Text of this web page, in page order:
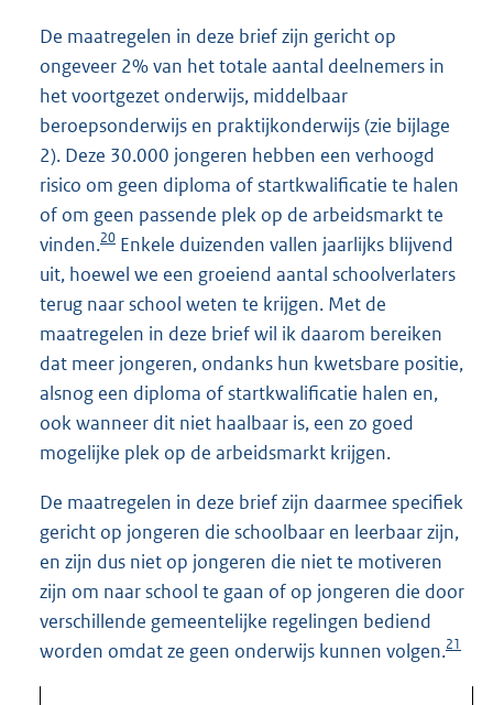
De maatregelen in deze brief zijn gericht op
ongeveer 2% van het totale aantal deelnemers in
het voortgezet onderwijs, middelbaar
beroepsonderwijs en praktijkonderwijs (zie bijlage
2). Deze 30.000 jongeren hebben een verhoogd
risico om geen diploma of startkwalificatie te halen
of om geen passende plek op de arbeidsmarkt te
vinden.20 Enkele duizenden vallen jaarlijks blijvend
uit, hoewel we een groeiend aantal schoolverlaters
terug naar school weten te krijgen. Met de
maatregelen in deze brief wil ik daarom bereiken
dat meer jongeren, ondanks hun kwetsbare positie,
alsnog een diploma of startkwalificatie halen en,
ook wanneer dit niet haalbaar is, een zo goed
mogelijke plek op de arbeidsmarkt krijgen.
De maatregelen in deze brief zijn daarmee specifiek
gericht op jongeren die schoolbaar en leerbaar zijn,
en zijn dus niet op jongeren die niet te motiveren
zijn om naar school te gaan of op jongeren die door
verschillende gemeentelijke regelingen bediend
worden omdat ze geen onderwijs kunnen volgen.21